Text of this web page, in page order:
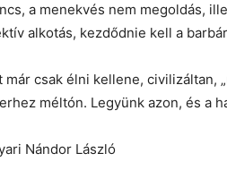
a menekvés nem megoldás,
alkotás, kezdődnie kell a
már csak élni kellene, civilizáltan,
méltón. Legyünk azon, és a
Nándor László